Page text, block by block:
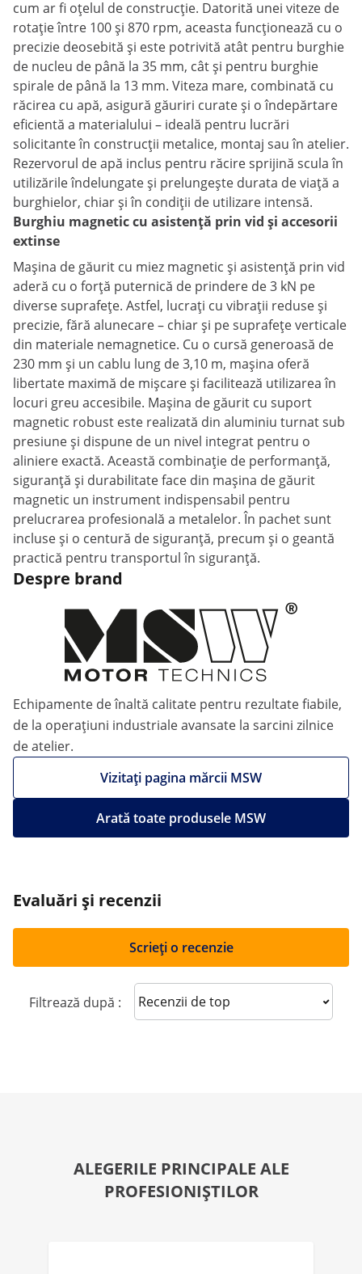
cum ar fi oțelul de construcție. Datorită unei viteze de
rotație între 100 și 870 rpm, aceasta funcționează cu o
precizie deosebită și este potrivită atât pentru burghie
de nucleu de până la 35 mm, cât și pentru burghie
spirale de până la 13 mm. Viteza mare, combinată cu
răcirea cu apă, asigură găuriri curate și o îndepărtare
eficientă a materialului – ideală pentru lucrări
solicitante în construcții metalice, montaj sau în atelier.
Rezervorul de apă inclus pentru răcire sprijină scula în
utilizările îndelungate și prelungește durata de viață a
burghielor, chiar și în condiții de utilizare intensă.
Burghiu magnetic cu asistență prin vid și accesorii
extinse
Mașina de găurit cu miez magnetic și asistență prin vid
aderă cu o forță puternică de prindere de 3 kN pe
diverse suprafețe. Astfel, lucrați cu vibrații reduse și
precizie, fără alunecare – chiar și pe suprafețe verticale
din materiale nemagnetice. Cu o cursă generoasă de
230 mm și un cablu lung de 3,10 m, mașina oferă
libertate maximă de mișcare și facilitează utilizarea în
locuri greu accesibile. Mașina de găurit cu suport
magnetic robust este realizată din aluminiu turnat sub
presiune și dispune de un nivel integrat pentru o
aliniere exactă. Această combinație de performanță,
siguranță și durabilitate face din mașina de găurit
magnetic un instrument indispensabil pentru
prelucrarea profesională a metalelor. În pachet sunt
incluse și o centură de siguranță, precum și o geantă
practică pentru transportul în siguranță.
Despre brand
Echipamente de înaltă calitate pentru rezultate fiabile,
de la operațiuni industriale avansate la sarcini zilnice
de atelier.
Vizitați pagina mărcii MSW
Arată toate produsele MSW
Evaluări și recenzii
Scrieți o recenzie
Filtrează după : Sort reviews
ALEGERILE PRINCIPALE ALE
PROFESIONIȘTILOR